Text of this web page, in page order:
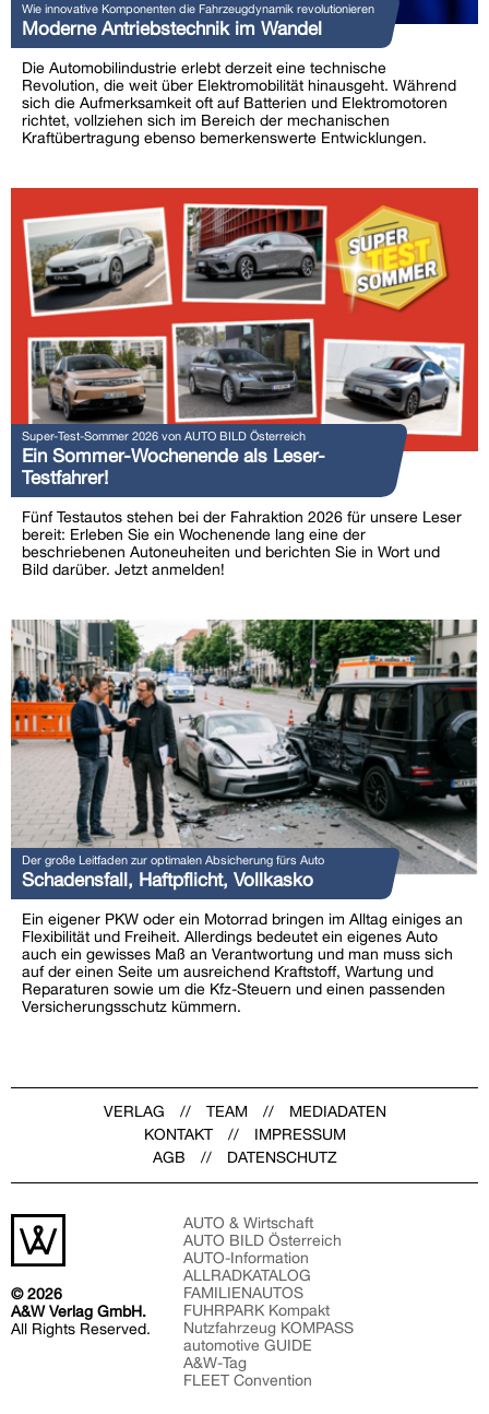
Wie innovative Komponenten die Fahrzeugdynamik revolutionieren
Moderne Antriebstechnik im Wandel
Die Automobilindustrie erlebt derzeit eine technische
Revolution, die weit über Elektromobilität hinausgeht. Während
sich die Aufmerksamkeit oft auf Batterien und Elektromotoren
richtet, vollziehen sich im Bereich der mechanischen
Kraftübertragung ebenso bemerkenswerte Entwicklungen.
Super-Test-Sommer 2026 von AUTO BILD Österreich
Ein Sommer-Wochenende als Leser-
Testfahrer!
Fünf Testautos stehen bei der Fahraktion 2026 für unsere Leser
bereit: Erleben Sie ein Wochenende lang eine der
beschriebenen Autoneuheiten und berichten Sie in Wort und
Bild darüber. Jetzt anmelden!
Der große Leitfaden zur optimalen Absicherung fürs Auto
Schadensfall, Haftpflicht, Vollkasko
Ein eigener PKW oder ein Motorrad bringen im Alltag einiges an
Flexibilität und Freiheit. Allerdings bedeutet ein eigenes Auto
auch ein gewisses Maß an Verantwortung und man muss sich
auf der einen Seite um ausreichend Kraftstoff, Wartung und
Reparaturen sowie um die Kfz-Steuern und einen passenden
Versicherungsschutz kümmern.
VERLAG TEAM
MEDIADATEN
KONTAKT
IMPRESSUM
AGB
DATENSCHUTZ
© 2026
A&W Verlag GmbH.
All Rights Reserved.
AUTO & Wirtschaft
AUTO BILD Österreich
AUTO-Information
ALLRADKATALOG
FAMILIENAUTOS
FUHRPARK Kompakt
Nutzfahrzeug KOMPASS
automotive GUIDE
A&W-Tag
FLEET Convention